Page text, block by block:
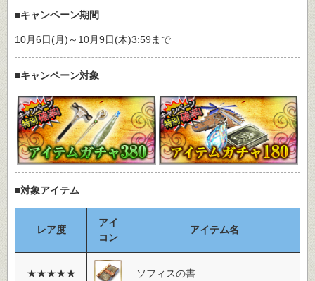
■キャンペーン期間
10月6日(月)～10月9日(木)3:59まで
■キャンペーン対象
■対象アイテム
レア度
アイ
コン
アイテム名
★★★★★ ソフィスの書